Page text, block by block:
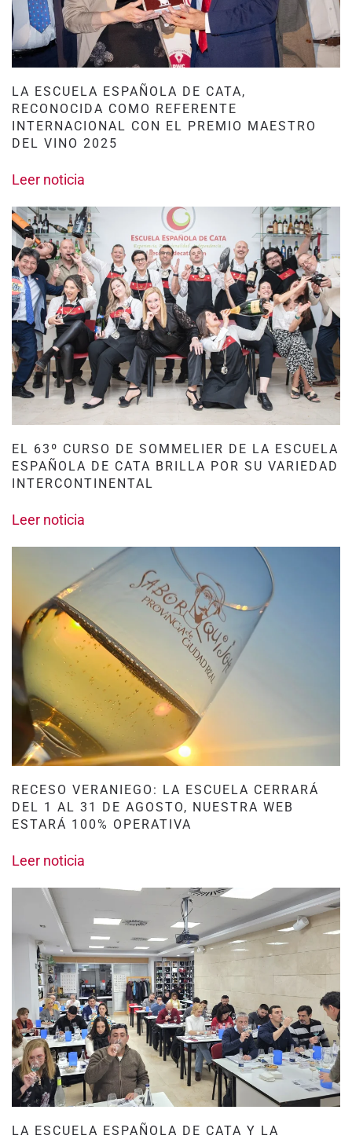
LA ESCUELA ESPAÑOLA DE CATA,
RECONOCIDA COMO REFERENTE
INTERNACIONAL CON EL PREMIO MAESTRO
DEL VINO 2025
Leer noticia
EL 63º CURSO DE SOMMELIER DE LA ESCUELA
ESPAÑOLA DE CATA BRILLA POR SU VARIEDAD
INTERCONTINENTAL
Leer noticia
RECESO VERANIEGO: LA ESCUELA CERRARÁ
DEL 1 AL 31 DE AGOSTO, NUESTRA WEB
ESTARÁ 100% OPERATIVA
Leer noticia
LA ESCUELA ESPAÑOLA DE CATA Y LA